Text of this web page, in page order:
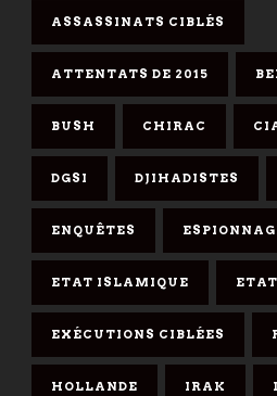
ASSASSINATS CIBLÉS
ATTENTATS DE 2015
BUSH CHIRAC
DGSI DJIHADISTES
ENQUÊTES
ETAT ISLAMIQUE
EXÉCUTIONS CIBLÉES
HOLLANDE IRAK